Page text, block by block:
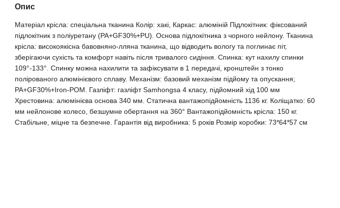
Опис
Матеріал крісла: спеціальна тканина Колір: хакі, Каркас: алюміній Підлокітник: фіксований
підлокітник з поліуретану (PA+GF30%+PU). Основа підлокітника з чорного нейлону. Тканина
крісла: високоякісна бавовняно-лляна тканина, що відводить вологу та поглинає піт,
зберігаючи сухість та комфорт навіть після тривалого сидіння. Спинка: кут нахилу спинки
109°-133°. Cпинку можна нахилити та зафіксувати в 1 передачі, кронштейн з тонко
полірованого алюмінієвого сплаву. Механізм: базовий механізм підйому та опускання;
PA+GF30%+Iron-POM. Газліфт: газліфт Samhongsa 4 класу, підйомний хід 100 мм
Хрестовина: алюмінієва основа 340 мм. Статична вантажопідйомність 1136 кг. Коліщатко: 60
мм нейлонове колесо, безшумне обертання на 360° Вантажопідйомність крісла: 150 кг.
Стабільне, міцне та безпечне. Гарантія від виробника: 5 років Розмір коробки: 73*64*57 см